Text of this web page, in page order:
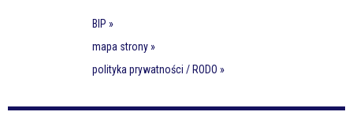
BIP »
mapa strony »
polityka prywatności / RODO »